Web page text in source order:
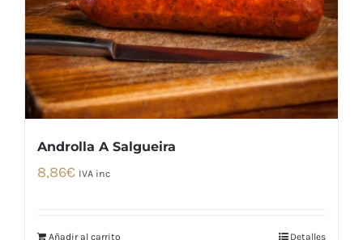
Androlla A Salgueira
8,86€ IVA inc
Añadir al carrito Detalles